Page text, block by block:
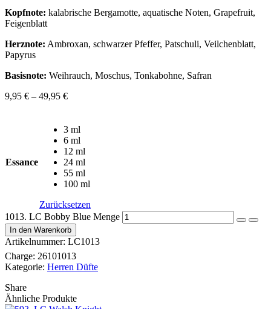
Kopfnote: kalabrische Bergamotte, aquatische Noten, Grapefruit,
Feigenblatt
Herznote: Ambroxan, schwarzer Pfeffer, Patschuli, Veilchenblatt,
Papyrus
Basisnote: Weihrauch, Moschus, Tonkabohne, Safran
9,95 € – 49,95 €
Essance
3 ml
6 ml
12 ml
24 ml
55 ml
100 ml
Zurücksetzen
1013. LC Bobby Blue Menge
In den Warenkorb
Artikelnummer: LC1013
Charge: 26101013
Kategorie: Herren Düfte
Share
Ähnliche Produkte